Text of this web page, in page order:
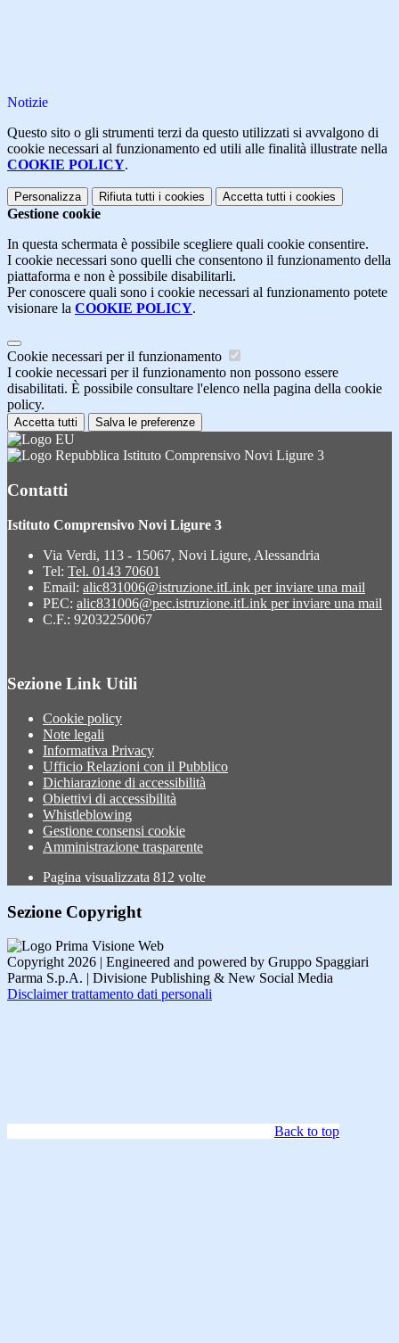
Notizie
Questo sito o gli strumenti terzi da questo utilizzati si avvalgono di
cookie necessari al funzionamento ed utili alle finalità illustrate nella
COOKIE POLICY.
Personalizza Rifiuta tutti i cookies Accetta tutti i cookies
Gestione cookie
In questa schermata è possibile scegliere quali cookie consentire.
I cookie necessari sono quelli che consentono il funzionamento della
piattaforma e non è possibile disabilitarli.
Per conoscere quali sono i cookie necessari al funzionamento potete
visionare la COOKIE POLICY.
Cookie necessari per il funzionamento
I cookie necessari per il funzionamento non possono essere
disabilitati. È possibile consultare l'elenco nella pagina della cookie
policy.
Accetta tutti Salva le preferenze
Istituto Comprensivo Novi Ligure 3
Contatti
Istituto Comprensivo Novi Ligure 3
Via Verdi, 113 - 15067, Novi Ligure, Alessandria
Tel: Tel. 0143 70601
Email: alic831006@istruzione.itLink per inviare una mail
PEC: alic831006@pec.istruzione.itLink per inviare una mail
C.F.: 92032250067
Sezione Link Utili
Cookie policy
Note legali
Informativa Privacy
Ufficio Relazioni con il Pubblico
Dichiarazione di accessibilità
Obiettivi di accessibilità
Whistleblowing
Gestione consensi cookie
Amministrazione trasparente
Pagina visualizzata 812 volte
Sezione Copyright
Copyright 2026 | Engineered and powered by Gruppo Spaggiari
Parma S.p.A. | Divisione Publishing & New Social Media
Disclaimer trattamento dati personali
Back to top